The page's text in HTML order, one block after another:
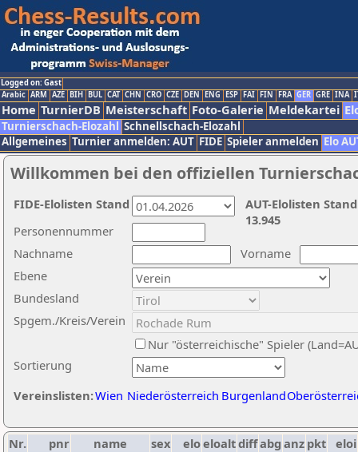
Logged on: Gast
Arabic ARM AZE BIH BUL CAT CHN CRO CZE DEN ENG ESP FAI FIN FRA GER GRE INA
Home TurnierDB Meisterschaft Foto-Galerie Meldekartei
Turnierschach-Elozahl Schnellschach-Elozahl
Allgemeines Turnier anmelden: AUT FIDE Spieler anmelden Elo
Willkommen bei den offiziellen
Nachname
Vorname
Ebene
Sortierung
Personennummer
Bundesland
Spgem./Kreis/Verein
Nur "österreichische" Spieler
Vereinslisten:Wien Niederösterreich Burgenland
AUT-Elolisten
13.945
FIDE-Elolisten Stand
Nr. pnr name sex eloeloaltdiffabg anz pkt eloi